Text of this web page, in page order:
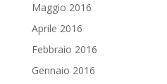
Maggio 2016
Aprile 2016
Febbraio 2016
Gennaio 2016